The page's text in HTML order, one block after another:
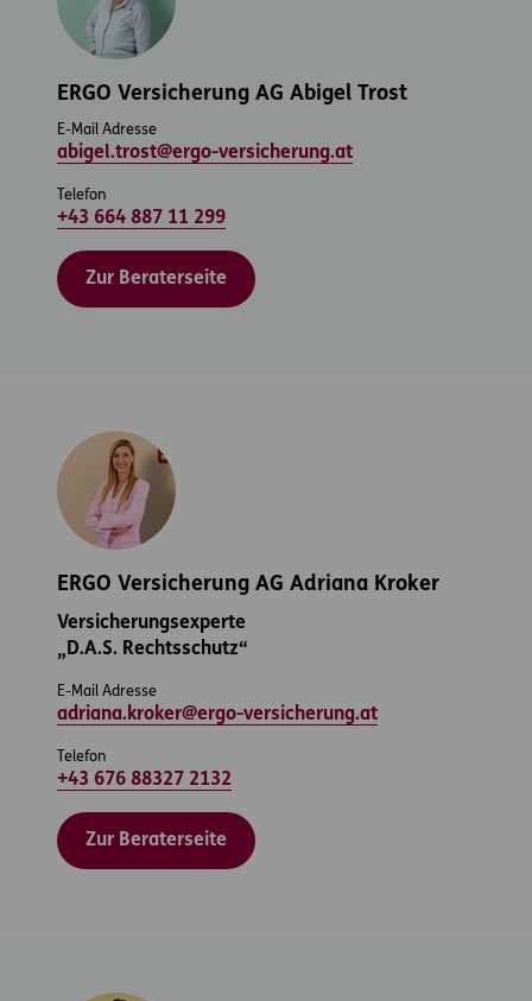
ERGO Versicherung AG Abigel Trost
E-Mail Adresse
abigel.trost@ergo-versicherung.at
Telefon
+43 664 887 11 299
Zur Beraterseite
ERGO Versicherung AG Adriana Kroker
Versicherungsexperte
„D.A.S. Rechtsschutz“
E-Mail Adresse
adriana.kroker@ergo-versicherung.at
Telefon
+43 676 88327 2132
Zur Beraterseite